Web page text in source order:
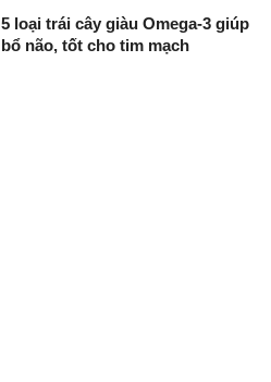
5 loại trái cây giàu Omega-3 giúp
bổ não, tốt cho tim mạch